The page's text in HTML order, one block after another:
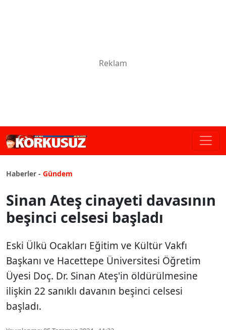
Haberler - Gündem
Sinan Ateş cinayeti davasının
beşinci celsesi başladı
Eski Ülkü Ocakları Eğitim ve Kültür Vakfı
Başkanı ve Hacettepe Üniversitesi Öğretim
Üyesi Doç. Dr. Sinan Ateş'in öldürülmesine
ilişkin 22 sanıklı davanın beşinci celsesi
başladı.